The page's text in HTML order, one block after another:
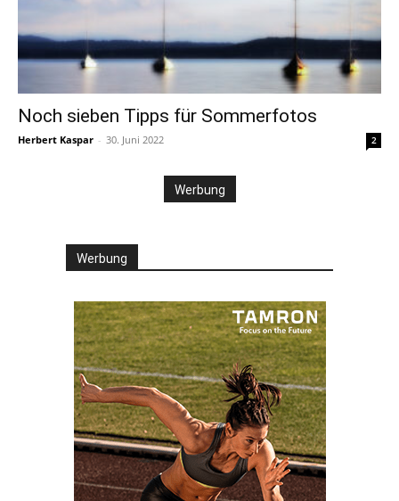
Noch sieben Tipps für Sommerfotos
Herbert Kaspar - 30. Juni 2022 2
Werbung
Werbung